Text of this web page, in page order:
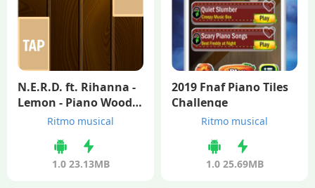
N.E.R.D. ft. Rihanna -
Lemon - Piano Woode
n TilesRitmo musical
1.0 23.13MB
2019 Fnaf Piano Tiles
Challenge
Ritmo musical
1.0 25.69MB